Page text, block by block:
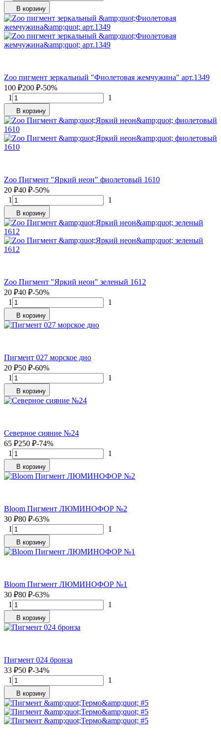
В корзину
Zoo пигмент зеркальный "Фиолетовая жемчужина" арт.1349
100 ₽200 ₽-50%
1
1
В корзину
Zoo Пигмент "Яркий неон" фиолетовый 1610
20 ₽40 ₽-50%
1
1
В корзину
Zoo Пигмент "Яркий неон" зеленый 1612
20 ₽40 ₽-50%
1
1
В корзину
Пигмент 027 морское дно
20 ₽50 ₽-60%
1
1
В корзину
Северное сияние №24
65 ₽250 ₽-74%
1
1
В корзину
Bloom Пигмент ЛЮМИНОФОР №2
30 ₽80 ₽-63%
1
1
В корзину
Bloom Пигмент ЛЮМИНОФОР №1
30 ₽80 ₽-63%
1
1
В корзину
Пигмент 024 бронза
33 ₽50 ₽-34%
1
1
В корзину